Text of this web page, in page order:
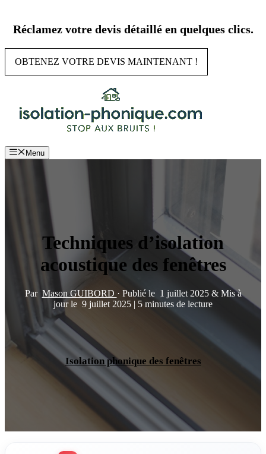
contenu
Réclamez votre devis détaillé en quelques clics.
OBTENEZ VOTRE DEVIS MAINTENANT !
Menu
Techniques d’isolation
acoustique des fenêtres
Par Mason GUIBORD · Publié le 1 juillet 2025 & Mis à
jour le 9 juillet 2025 | 5 minutes de lecture
Isolation phonique des fenêtres